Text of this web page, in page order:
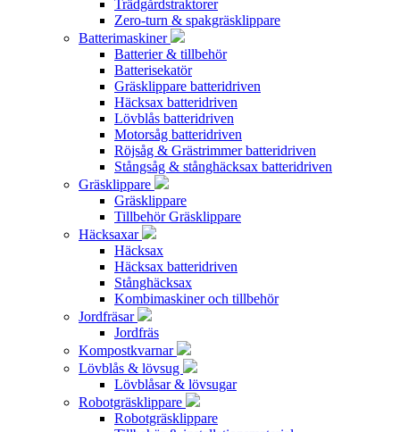
Trädgårdstraktorer
Zero-turn & spakgräsklippare
Batterimaskiner
Batterier & tillbehör
Batterisekatör
Gräsklippare batteridriven
Häcksax batteridriven
Lövblås batteridriven
Motorsåg batteridriven
Röjsåg & Grästrimmer batteridriven
Stångsåg & stånghäcksax batteridriven
Gräsklippare
Gräsklippare
Tillbehör Gräsklippare
Häcksaxar
Häcksax
Häcksax batteridriven
Stånghäcksax
Kombimaskiner och tillbehör
Jordfräsar
Jordfräs
Kompostkvarnar
Lövblås & lövsug
Lövblåsar & lövsugar
Robotgräsklippare
Robotgräsklippare